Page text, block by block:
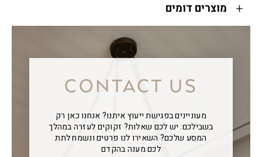
מוצרים דומים
CONTACT US
מעוניינים בפגישת ייעוץ איתנו? אנחנו כאן רק
בשבילכם. יש לכם שאלות? זקוקים לעזרה במהלך
המסע שלכם? השאירו לנו פרטים ונשמח לתת
לכם מענה בהקדם